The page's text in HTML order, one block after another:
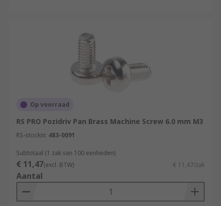
Op voorraad
RS PRO Pozidriv Pan Brass Machine Screw 6.0 mm M3
RS-stocknr. 483-0091
Subtotaal (1 zak van 100 eenheden)
€ 11,47(excl. BTW) € 11,47/zak
Aantal